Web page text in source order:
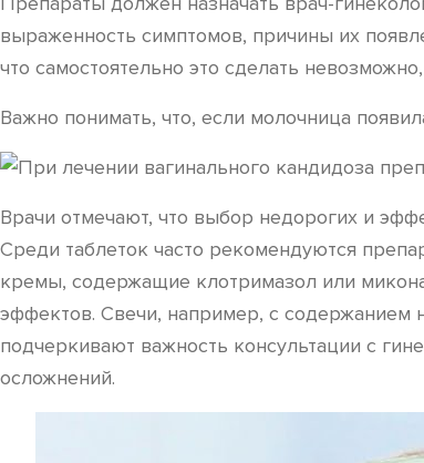
выраженность симптомов, причины их
что самостоятельно это сделать
Важно понимать, что, если молочница
Врачи отмечают, что выбор недорогих и
Среди таблеток часто рекомендуются
кремы, содержащие клотримазол или
эффектов. Свечи, например, с содержанием
подчеркивают важность консультации с
осложнений.